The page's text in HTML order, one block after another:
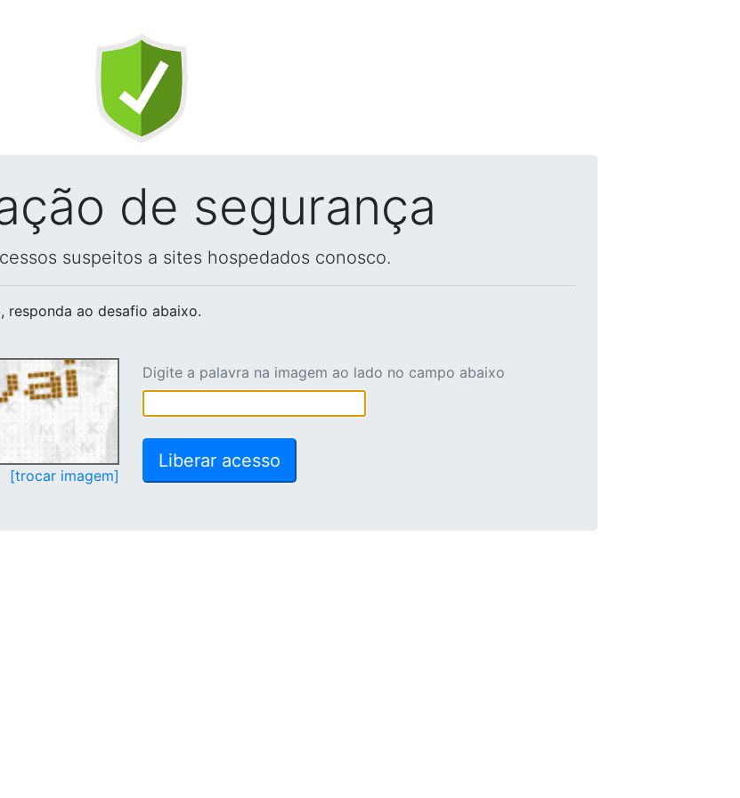
de segurança
suspeitos a sites hospedados conosco.
, responda ao desafio abaixo.
[trocar imagem]
Digite a palavra na imagem ao lado no campo abaixo